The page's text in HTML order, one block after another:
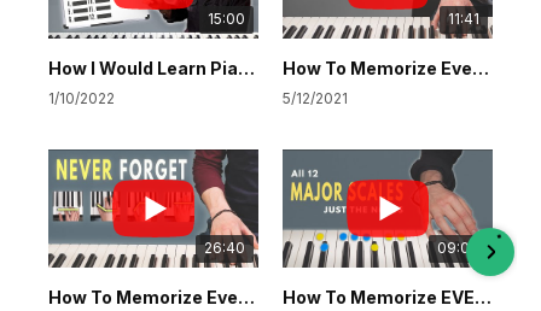
15:00
How I Would Learn Piano If I Started Again
1/10/2022
11:41
How To Memorize Every Major & Minor Chord On Piano
5/12/2021
26:40
How To Memorize Every Major & Minor Chord INVERSION On Piano
09:08
How To Memorize EVERY Major Scale On Piano (The Blocks Method)